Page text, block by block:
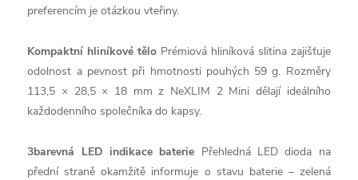
preferencím je otázkou vteřiny.
Kompaktní hliníkové tělo Prémiová hliníková slitina zajišťuje
odolnost a pevnost při hmotnosti pouhých 59 g. Rozměry
113,5 × 28,5 × 18 mm z NeXLIM 2 Mini dělají ideálního
každodenního společníka do kapsy.
3barevná LED indikace baterie Přehledná LED dioda na
přední straně okamžitě informuje o stavu baterie – zelená